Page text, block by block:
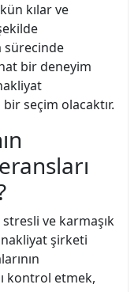
kılar ve
sürecinde
bir deneyim
seçim olacaktır.
ve karmaşık
şirketi
kontrol etmek,